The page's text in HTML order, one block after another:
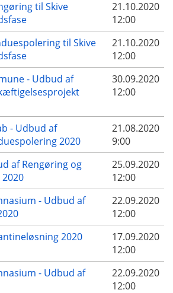
til Skive
21.10.2020
12:00
til Skive
21.10.2020
12:00
- Udbud af
30.09.2020
12:00
- Udbud af
2020
21.08.2020
9:00
af Rengøring og
25.09.2020
12:00
- Udbud af
22.09.2020
12:00
2020
17.09.2020
12:00
- Udbud af
22.09.2020
12:00